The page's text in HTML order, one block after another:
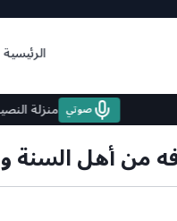
الرئيسية
صوتي
من أهل السنة